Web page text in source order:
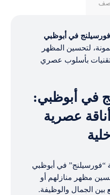
في أبوظبي
لتحسين المظهر
بأسلوب عصري
في أبوظبي:
عصرية
“فورسيلنج” في أبوظبي
مظهر منازلهم أو
بين الجمال والوظيفة.